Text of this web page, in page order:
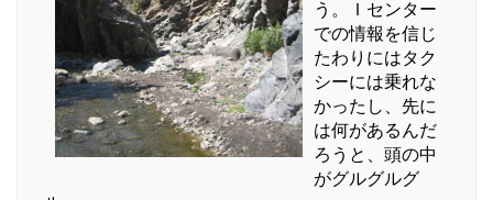
う。Ｉセンター
での情報を信じ
たわりにはタク
シーには乗れな
かったし、先に
は何があるんだ
ろうと、頭の中
がグルグルグ